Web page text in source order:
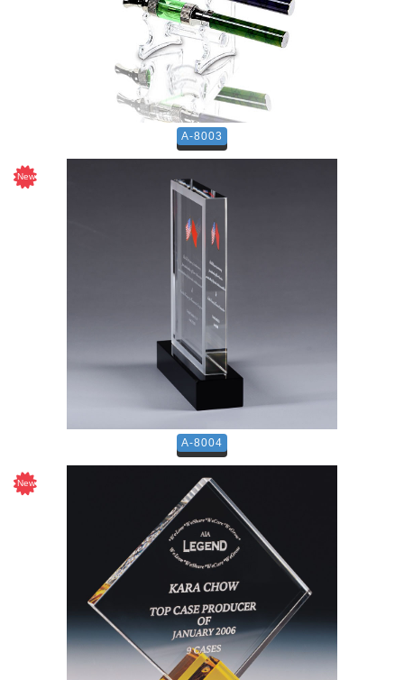
A-8003
A-8004